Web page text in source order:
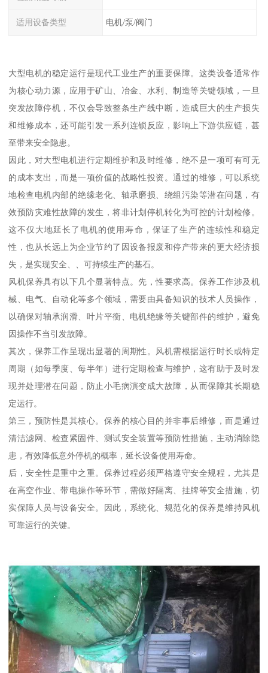
适用设备类型 电机/泵/阀门
大型电机的稳定运行是现代工业生产的重要保障。这类设备通常作
为核心动力源，应用于矿山、冶金、水利、制造等关键领域，一旦
突发故障停机，不仅会导致整条生产线中断，造成巨大的生产损失
和维修成本，还可能引发一系列连锁反应，影响上下游供应链，甚
至带来安全隐患。
因此，对大型电机进行定期维护和及时维修，绝不是一项可有可无
的成本支出，而是一项价值的战略性投资。通过的维修，可以系统
地检查电机内部的绝缘老化、轴承磨损、绕组污染等潜在问题，有
效预防灾难性故障的发生，将非计划停机转化为可控的计划检修。
这不仅大地延长了电机的使用寿命，保证了生产的连续性和稳定
性，也从长远上为企业节约了因设备报废和停产带来的更大经济损
失，是实现安全、、可持续生产的基石。
风机保养具有以下几个显著特点。先，性要求高。保养工作涉及机
械、电气、自动化等多个领域，需要由具备知识的技术人员操作，
以确保对轴承润滑、叶片平衡、电机绝缘等关键部件的维护，避免
因操作不当引发故障。
其次，保养工作呈现出显著的周期性。风机需根据运行时长或特定
周期（如每季度、每半年）进行定期检查与维护，这有助于及时发
现并处理潜在问题，防止小毛病演变成大故障，从而保障其长期稳
定运行。
第三，预防性是其核心。保养的核心目的并非事后维修，而是通过
清洁滤网、检查紧固件、测试安全装置等预防性措施，主动消除隐
患，有效降低意外停机的概率，延长设备使用寿命。
后，安全性是重中之重。保养过程必须严格遵守安全规程，尤其是
在高空作业、带电操作等环节，需做好隔离、挂牌等安全措施，切
实保障人员与设备安全。因此，系统化、规范化的保养是维持风机
可靠运行的关键。